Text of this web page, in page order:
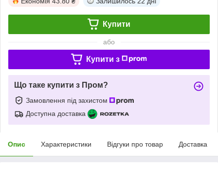
Купити
або
Купити з
Що таке купити з Пром?
Замовлення під захистом
Доступна доставка
Опис Характеристики Відгуки про товар Доставка